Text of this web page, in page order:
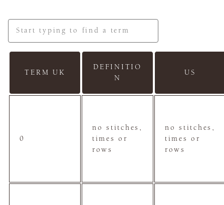
TERM UK
DEFINITIO
N
US
0
no stitches,
times or
rows
no stitches,
times or
rows